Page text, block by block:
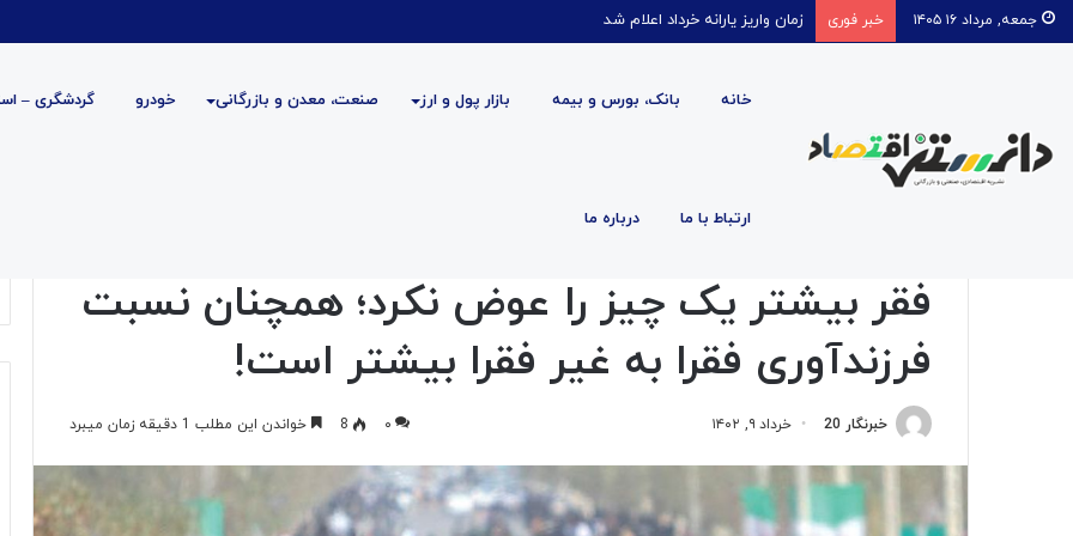
جمعه, مرداد ۱۶ ۱۴۰۵ خبر فوری قیمت روغن دریکسال رکورد زد
خانه بانک، بورس و بیمه بازار پول و ارز صنعت، معدن و بازرگانی خودرو گردشگری –
ارتباط با ما درباره ما
فقر بیشتر یک چیز را عوض نکرد؛ همچنان نسبت
فرزندآوری فقرا به غیر فقرا بیشتر است!
خبرنگار 20 خرداد ۹, ۱۴۰۲ ۰ 8 خواندن این مطلب 1 دقیقه زمان میبرد